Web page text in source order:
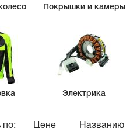
Покрышки и камеры
Электрика
по: Цене Названию